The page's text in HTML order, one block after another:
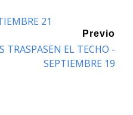
21
Previo
TRASPASEN EL TECHO -
SEPTIEMBRE 19